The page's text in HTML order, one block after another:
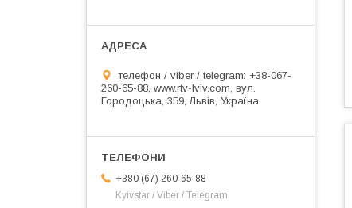
телефон / viber / telegram: +38-067-
260-65-88, www.rtv-lviv.com, вул.
Городоцька, 359, Львів, Україна
+380 (67) 260-65-88
Kyivstar / Viber / Telegram